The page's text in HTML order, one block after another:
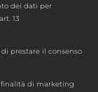
dei dati per
13
di prestare il consenso
di marketing